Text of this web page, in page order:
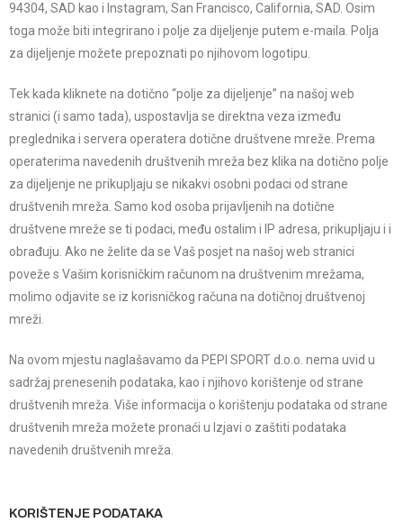
94304, SAD kao i Instagram, San Francisco, California, SAD. Osim
toga može biti integrirano i polje za dijeljenje putem e-maila. Polja
za dijeljenje možete prepoznati po njihovom logotipu.
Tek kada kliknete na dotično “polje za dijeljenje” na našoj web
stranici (i samo tada), uspostavlja se direktna veza između
preglednika i servera operatera dotične društvene mreže. Prema
operaterima navedenih društvenih mreža bez klika na dotično polje
za dijeljenje ne prikupljaju se nikakvi osobni podaci od strane
društvenih mreža. Samo kod osoba prijavljenih na dotične
društvene mreže se ti podaci, među ostalim i IP adresa, prikupljaju i i
obrađuju. Ako ne želite da se Vaš posjet na našoj web stranici
poveže s Vašim korisničkim računom na društvenim mrežama,
molimo odjavite se iz korisničkog računa na dotičnoj društvenoj
mreži.
Na ovom mjestu naglašavamo da PEPI SPORT d.o.o. nema uvid u
sadržaj prenesenih podataka, kao i njihovo korištenje od strane
društvenih mreža. Više informacija o korištenju podataka od strane
društvenih mreža možete pronaći u Izjavi o zaštiti podataka
navedenih društvenih mreža.
KORIŠTENJE PODATAKA